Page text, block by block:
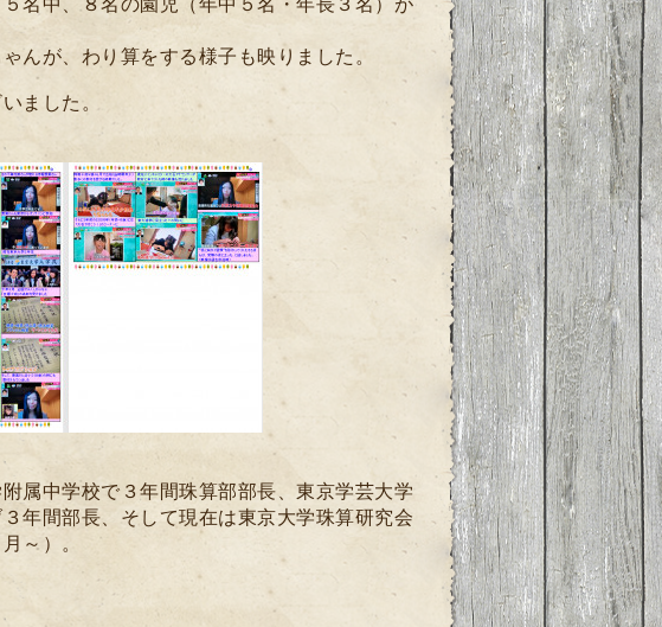
んが、わり算をする様子も映りました。
ました。
属中学校で３年間珠算部部長、東京学芸大学
年間部長、そして現在は東京大学珠算研究会
～）。